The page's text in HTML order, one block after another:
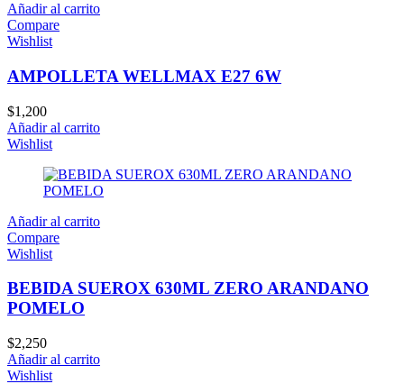
Añadir al carrito
Compare
Wishlist
AMPOLLETA WELLMAX E27 6W
$1,200
Añadir al carrito
Wishlist
Añadir al carrito
Compare
Wishlist
BEBIDA SUEROX 630ML ZERO ARANDANO
POMELO
$2,250
Añadir al carrito
Wishlist